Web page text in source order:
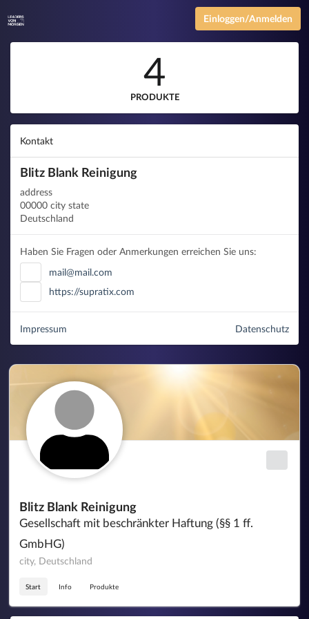
Einloggen/Anmelden
Blitz Blank Reinigung
Gesellschaft mit beschränkter Haftung (§§ 1 ff.
GmbHG)
city, Deutschland
Start Info Produkte
4
PRODUKTE
Kontakt
Blitz Blank Reinigung
address
00000 city state
Deutschland
Haben Sie Fragen oder Anmerkungen erreichen Sie uns:
mail@mail.com
https://supratix.com
Datenschutz
Impressum